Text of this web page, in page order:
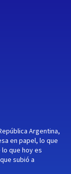
Argentina,
en papel, lo que
que hoy es
subió a